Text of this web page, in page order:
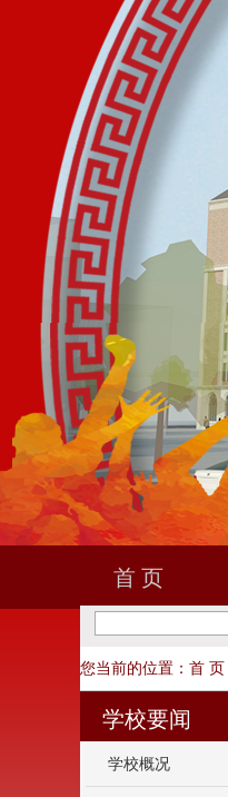
首 页
敬业之家
您当前的位置： 首 页
学校要闻
学校概况